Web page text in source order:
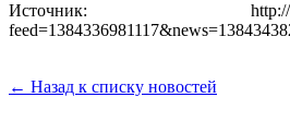
Источник: http://
← Назад к списку новостей